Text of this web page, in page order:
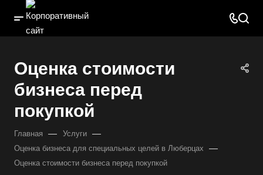
Оценка стоимости
бизнеса перед
покупкой
Главная — Услуги —
Оценка бизнеса для специальных целей в Люберцах —
Оценка стоимости бизнеса перед покупкой